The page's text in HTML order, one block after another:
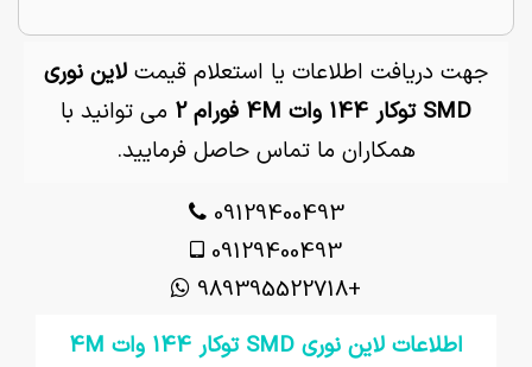
جهت دریافت اطلاعات یا استعلام قیمت لاین نوری
SMD توکار 144 وات 4M فورام 2
می توانید با
همکاران ما تماس حاصل فرمایید.
09129400493
09129400493
+989395522718
اطلاعات لاین نوری SMD توکار 144 وات 4M